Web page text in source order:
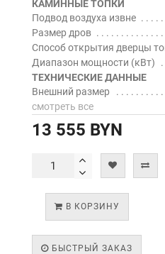
КАМИННЫЕ ТОПКИ
Подвод воздуха извне
Размер дров
Способ открытия дверцы
Диапазон мощности (кВт)
ТЕХНИЧЕСКИЕ ДАННЫЕ
Внешний размер
смотреть все
13 555 BYN
В КОРЗИНУ
БЫСТРЫЙ ЗАКАЗ